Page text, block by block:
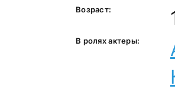
Возраст:
В ролях актеры: